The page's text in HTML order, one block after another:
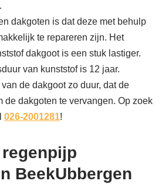
dakgoten is dat deze met behulp
te repareren zijn. Het
dakgoot is een stuk lastiger.
van kunststof is 12 jaar.
de dakgoot zo duur, dat de
de dakgoten te vervangen. Op zoek
026-2001281!
BeekUbbergen